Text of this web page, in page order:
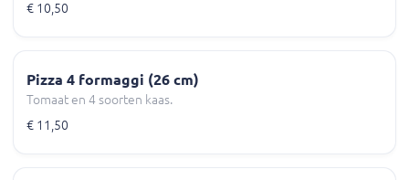
€ 10,50
Pizza 4 formaggi (26 cm)
Tomaat en 4 soorten kaas.
€ 11,50